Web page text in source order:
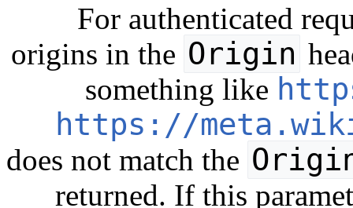
For authenticated
origins in the Origin
something like
https://
does not match the
returned. If this